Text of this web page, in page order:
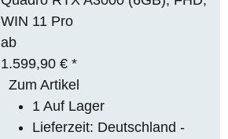
WIN 11 Pro
ab
1.599,90 €*
Zum Artikel
1 Auf Lager
Lieferzeit: Deutschland -